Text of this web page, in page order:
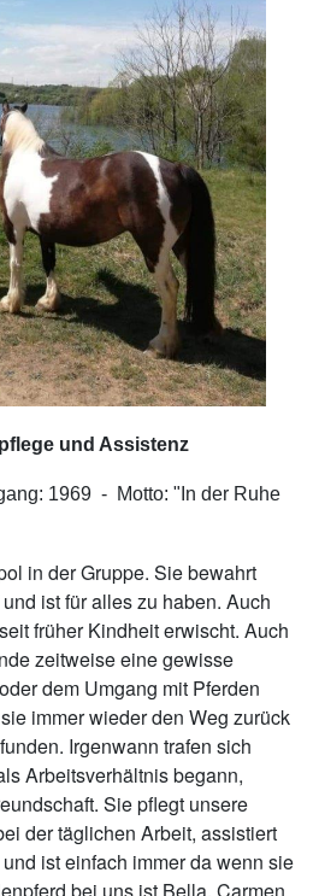
und Assistenz
1969 - Motto: "In der Ruhe
in der Gruppe. Sie bewahrt
ist für alles zu haben. Auch
früher Kindheit erwischt. Auch
zeitweise eine gewisse
dem Umgang mit Pferden
immer wieder den Weg zurück
Irgenwann trafen sich
Arbeitsverhältnis begann,
Sie pflegt unsere
der täglichen Arbeit, assistiert
ist einfach immer da wenn sie